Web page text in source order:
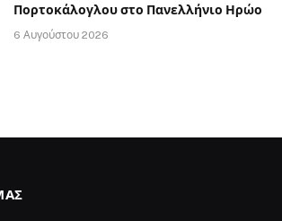
Πορτοκάλογλου στο Πανελλήνιο Ηρώο
6 Αυγούστου 2026